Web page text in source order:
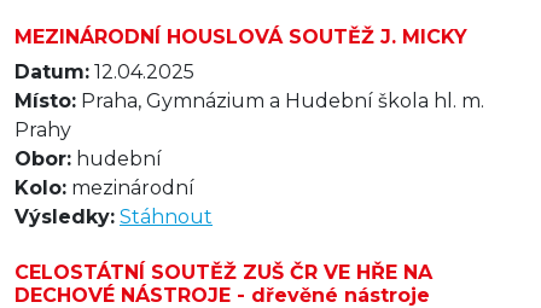
MEZINÁRODNÍ HOUSLOVÁ SOUTĚŽ J. MICKY
Datum: 12.04.2025
Místo: Praha, Gymnázium a Hudební škola hl. m.
Prahy
Obor: hudební
Kolo: mezinárodní
Výsledky: Stáhnout
CELOSTÁTNÍ SOUTĚŽ ZUŠ ČR VE HŘE NA
DECHOVÉ NÁSTROJE - dřevěné nástroje